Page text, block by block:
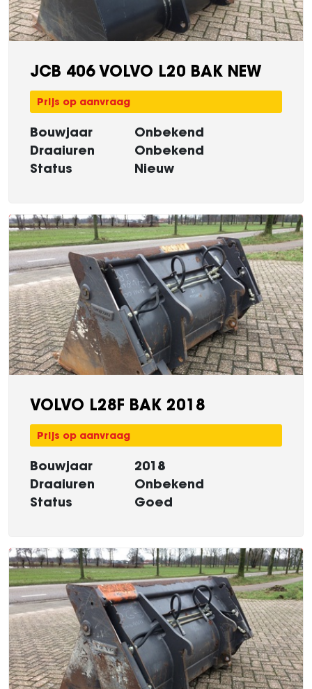
JCB 406 VOLVO L20 BAK NEW
Prijs op aanvraag
Bouwjaar
Onbekend
Draaiuren
Onbekend
Status
Nieuw
VOLVO L28F BAK 2018
Prijs op aanvraag
Bouwjaar
2018
Draaiuren
Onbekend
Status
Goed